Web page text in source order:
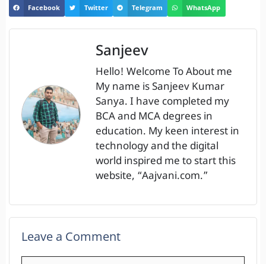
Facebook Twitter Telegram WhatsApp
Sanjeev
Hello! Welcome To About me
My name is Sanjeev Kumar
Sanya. I have completed my
BCA and MCA degrees in
education. My keen interest in
technology and the digital
world inspired me to start this
website, “Aajvani.com.”
Leave a Comment